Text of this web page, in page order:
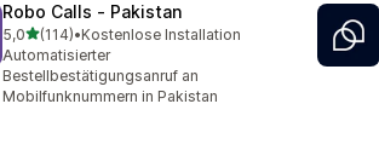
Robo Calls ‑ Pakistan
5,0von 5 Sternen
(114)
114 Rezensionen insgesamt
•Kostenlose Installation
Automatisierter
Bestellbestätigungsanruf an
Mobilfunknummern in Pakistan